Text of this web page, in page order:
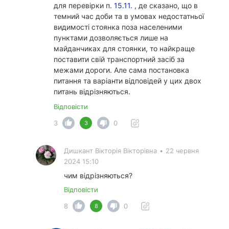
для перевірки п. 15.11. , де сказано, що в
темний час доби та в умовах недостатньої
видимості стоянка поза населеними
пунктами дозволяється лише на
майданчиках для стоянки, то найкраще
поставити свій транспортний засіб за
межами дороги. Але сама постановка
питання та варіанти відповідей у ​​цих двох
питань відрізняються.
Відповісти
3
3 0
Дишкант Вікторія Вікторівна • 22 червня
2024 15:10
чим відрізняються?
Відповісти
8
8 0